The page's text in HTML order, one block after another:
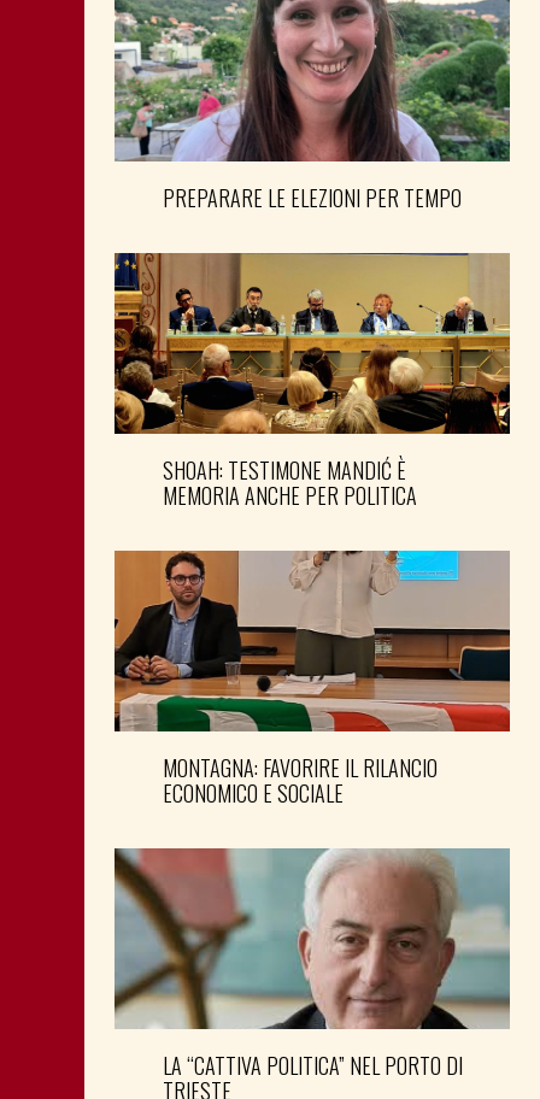
PREPARARE LE ELEZIONI PER TEMPO
SHOAH: TESTIMONE MANDIĆ È
MEMORIA ANCHE PER POLITICA
MONTAGNA: FAVORIRE IL RILANCIO
ECONOMICO E SOCIALE
LA “CATTIVA POLITICA” NEL PORTO DI
TRIESTE